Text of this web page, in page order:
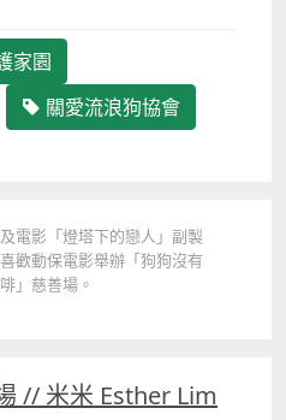
家園
關愛流浪狗協會
電影「燈塔下的戀人」副製
歡動保電影舉辦「狗狗沒有
」慈善場。
// 米米 Esther Lim